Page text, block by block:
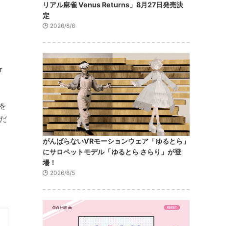
リアル麻雀 Venus Returns」8月27日発売決
定
2026/8/6
がんばらないVRモーションウェア「ゆるとら」
にサロペットモデル「ゆるとら さらり」が登
場！
2026/8/5